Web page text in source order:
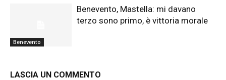
Benevento
Benevento, Mastella: mi davano
terzo sono primo, è vittoria morale
LASCIA UN COMMENTO